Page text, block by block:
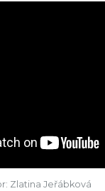
Zlatina Jeřábková